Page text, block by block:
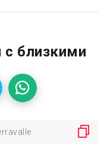
с близкими